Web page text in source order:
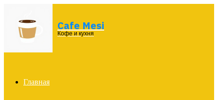
Menu Cafe Mesi
Кофе и кухня
Главная